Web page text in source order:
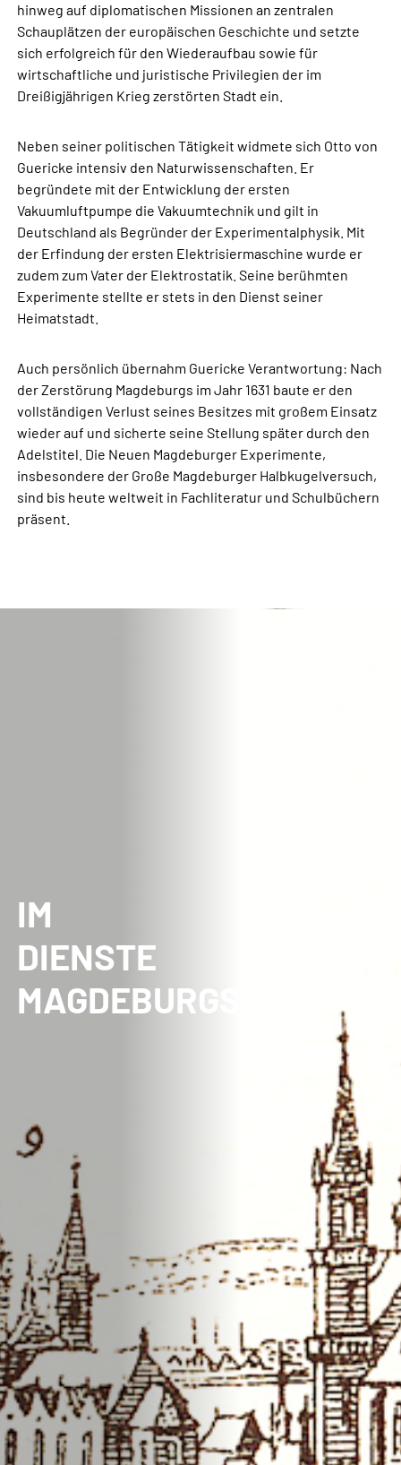
hinweg auf diplomatischen Missionen an zentralen
Schauplätzen der europäischen Geschichte und setzte
sich erfolgreich für den Wiederaufbau sowie für
wirtschaftliche und juristische Privilegien der im
Dreißigjährigen Krieg zerstörten Stadt ein.
Neben seiner politischen Tätigkeit widmete sich Otto von
Guericke intensiv den Naturwissenschaften. Er
begründete mit der Entwicklung der ersten
Vakuumluftpumpe die Vakuumtechnik und gilt in
Deutschland als Begründer der Experimentalphysik. Mit
der Erfindung der ersten Elektrisiermaschine wurde er
zudem zum Vater der Elektrostatik. Seine berühmten
Experimente stellte er stets in den Dienst seiner
Heimatstadt.
Auch persönlich übernahm Guericke Verantwortung: Nach
der Zerstörung Magdeburgs im Jahr 1631 baute er den
vollständigen Verlust seines Besitzes mit großem Einsatz
wieder auf und sicherte seine Stellung später durch den
Adelstitel. Die Neuen Magdeburger Experimente,
insbesondere der Große Magdeburger Halbkugelversuch,
sind bis heute weltweit in Fachliteratur und Schulbüchern
präsent.
IM
DIENSTE
MAGDEBURGS